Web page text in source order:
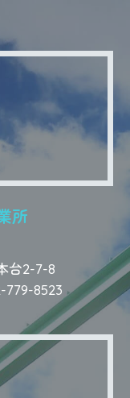
所
台2-7-8
779-8523